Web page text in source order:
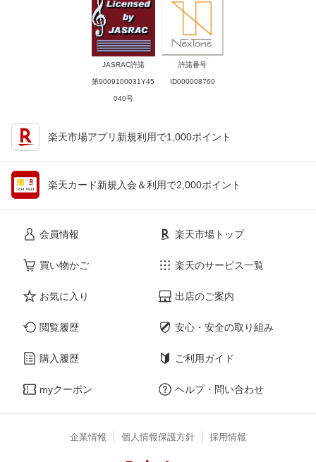
JASRAC許諾
第9009100031Y45
040号
許諾番号
ID000008760
楽天市場アプリ新規利用で1,000ポイント
楽天カード新規入会＆利用で2,000ポイント
会員情報
買い物かご
お気に入り
閲覧履歴
購入履歴
myクーポン
楽天市場トップ
楽天のサービス一覧
出店のご案内
安心・安全の取り組み
ご利用ガイド
ヘルプ・問い合わせ
企業情報 個人情報保護方針 採用情報